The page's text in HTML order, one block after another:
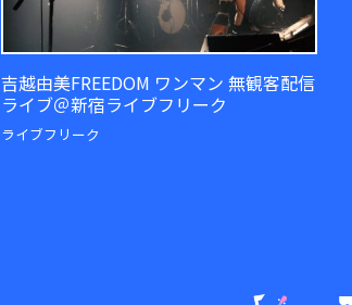
吉越由美FREEDOM ワンマン 無観客配信
ライブ＠新宿ライブフリーク
ライブフリーク